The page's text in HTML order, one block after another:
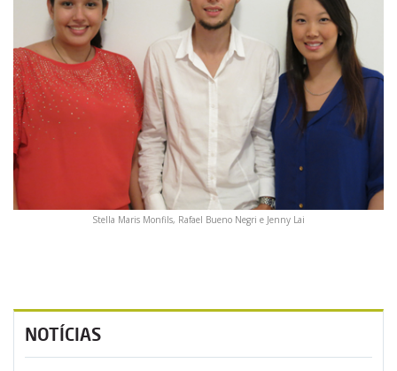
Stella Maris Monfils, Rafael Bueno Negri e Jenny Lai
NOTÍCIAS